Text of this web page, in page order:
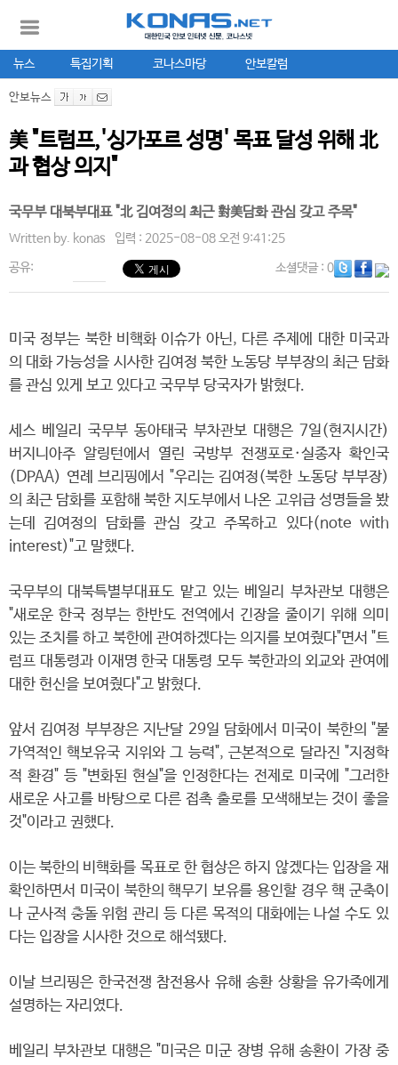
뉴스 특집기획 코나스마당 안보칼럼
안보뉴스
美 "트럼프,'싱가포르 성명' 목표 달성 위해 北
과 협상 의지"
국무부 대북부대표 "北 김여정의 최근 對美담화 관심 갖고 주목"
Written by. konas 입력 : 2025-08-08 오전 9:41:25
공유: 소셜댓글: 0
미국 정부는 북한 비핵화 이슈가 아닌, 다른 주제에 대한 미국과
의 대화 가능성을 시사한 김여정 북한 노동당 부부장의 최근 담화
를 관심 있게 보고 있다고 국무부 당국자가 밝혔다.
세스 베일리 국무부 동아태국 부차관보 대행은 7일(현지시간)
버지니아주 알링턴에서 열린 국방부 전쟁포로·실종자 확인국
(DPAA) 연례 브리핑에서 "우리는 김여정(북한 노동당 부부장)
의 최근 담화를 포함해 북한 지도부에서 나온 고위급 성명들을 봤
는데 김여정의 담화를 관심 갖고 주목하고 있다(note with
interest)"고 말했다.
국무부의 대북특별부대표도 맡고 있는 베일리 부차관보 대행은
"새로운 한국 정부는 한반도 전역에서 긴장을 줄이기 위해 의미
있는 조치를 하고 북한에 관여하겠다는 의지를 보여줬다"면서 "트
럼프 대통령과 이재명 한국 대통령 모두 북한과의 외교와 관여에
대한 헌신을 보여줬다"고 밝혔다.
앞서 김여정 부부장은 지난달 29일 담화에서 미국이 북한의 "불
가역적인 핵보유국 지위와 그 능력", 근본적으로 달라진 "지정학
적 환경" 등 "변화된 현실"을 인정한다는 전제로 미국에 "그러한
새로운 사고를 바탕으로 다른 접촉 출로를 모색해보는 것이 좋을
것"이라고 권했다.
이는 북한의 비핵화를 목표로 한 협상은 하지 않겠다는 입장을 재
확인하면서 미국이 북한의 핵무기 보유를 용인할 경우 핵 군축이
나 군사적 충돌 위험 관리 등 다른 목적의 대화에는 나설 수도 있
다는 입장을 시사한 것으로 해석됐다.
이날 브리핑은 한국전쟁 참전용사 유해 송환 상황을 유가족에게
설명하는 자리였다.
베일리 부차관보 대행은 "미국은 미군 장병 유해 송환이 가장 중